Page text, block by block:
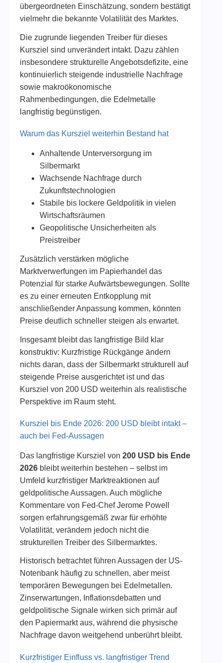
übergeordneten Einschätzung, sondern bestätigt
vielmehr die bekannte Volatilität des Marktes.
Die zugrunde liegenden Treiber für dieses
Kursziel sind unverändert intakt. Dazu zählen
insbesondere strukturelle Angebotsdefizite, eine
kontinuierlich steigende industrielle Nachfrage
sowie makroökonomische
Rahmenbedingungen, die Edelmetalle
langfristig begünstigen.
Warum das Kursziel weiterhin Bestand hat
Anhaltende Unterversorgung im
Silbermarkt
Wachsende Nachfrage durch
Zukunftstechnologien
Stabile bis lockere Geldpolitik in vielen
Wirtschaftsräumen
Geopolitische Unsicherheiten als
Preistreiber
Zusätzlich verstärken mögliche
Marktverwerfungen im Papierhandel das
Potenzial für starke Aufwärtsbewegungen. Sollte
es zu einer erneuten Entkopplung mit
anschließender Anpassung kommen, könnten
Preise deutlich schneller steigen als erwartet.
Insgesamt bleibt das langfristige Bild klar
konstruktiv: Kurzfristige Rückgänge ändern
nichts daran, dass der Silbermarkt strukturell auf
steigende Preise ausgerichtet ist und das
Kursziel von 200 USD weiterhin als realistische
Perspektive im Raum steht.
Kursziel bis Ende 2026: 200 USD bleibt intakt –
auch bei Fed-Aussagen
Das langfristige Kursziel von 200 USD bis Ende
2026 bleibt weiterhin bestehen – selbst im
Umfeld kurzfristiger Marktreaktionen auf
geldpolitische Aussagen. Auch mögliche
Kommentare von Fed-Chef Jerome Powell
sorgen erfahrungsgemäß zwar für erhöhte
Volatilität, verändern jedoch nicht die
strukturellen Treiber des Silbermarktes.
Historisch betrachtet führen Aussagen der US-
Notenbank häufig zu schnellen, aber meist
temporären Bewegungen bei Edelmetallen.
Zinserwartungen, Inflationsdebatten und
geldpolitische Signale wirken sich primär auf
den Papiermarkt aus, während die physische
Nachfrage davon weitgehend unberührt bleibt.
Kurzfristiger Einfluss vs. langfristiger Trend